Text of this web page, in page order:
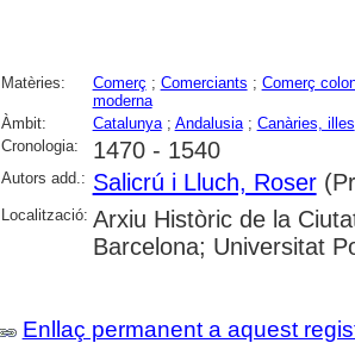
Matèries: Comerç ; Comerciants ; Comerç
moderna
Àmbit:
Catalunya; Andalusia; Canàries, illes
Cronologia:
1470 - 1540
Autors add.: Salicrú i Lluch, Roser
Localització: Arxiu Històric de la
Barcelona; Universitat
Enllaç permanent a aquest